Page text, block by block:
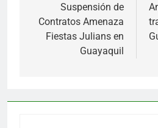
navigation
Suspensión de
Contratos Amenaza
Fiestas Julians en
Guayaquil